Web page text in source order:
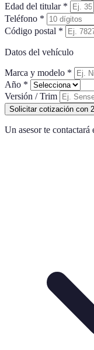
Edad del titular *
Teléfono *
Código postal *
Datos del vehículo
Marca y modelo *
Año *
Versión / Trim
Solicitar cotización con
Un asesor te contactará